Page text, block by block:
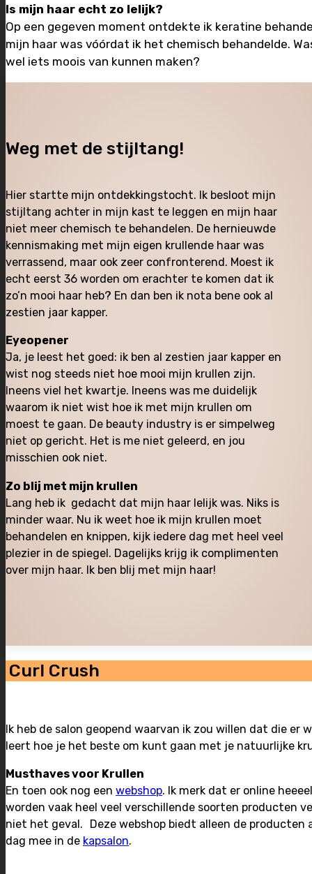
Is mijn haar echt zo lelijk?
Op een gegeven moment ontdekte ik keratine
mijn haar was vóórdat ik het chemisch behandelde.
wel iets moois van kunnen maken?
Weg met de stijltang!
Hier startte mijn ontdekkingstocht. Ik besloot mijn
stijltang achter in mijn kast te leggen en mijn haar
niet meer chemisch te behandelen. De hernieuwde
kennismaking met mijn eigen krullende haar was
verrassend, maar ook zeer confronterend. Moest ik
echt eerst 36 worden om erachter te komen dat ik
zo’n mooi haar heb? En dan ben ik nota bene ook al
zestien jaar kapper.
Eyeopener
Ja, je leest het goed: ik ben al zestien jaar kapper en
wist nog steeds niet hoe mooi mijn krullen zijn.
Ineens viel het kwartje. Ineens was me duidelijk
waarom ik niet wist hoe ik met mijn krullen om
moest te gaan. De beauty industry is er simpelweg
niet op gericht. Het is me niet geleerd, en jou
misschien ook niet.
Zo blij met mijn krullen
Lang heb ik gedacht dat mijn haar lelijk was. Niks is
minder waar. Nu ik weet hoe ik mijn krullen moet
behandelen en knippen, kijk iedere dag met heel veel
plezier in de spiegel. Dagelijks krijg ik complimenten
over mijn haar. Ik ben blij met mijn haar!
Curl Crush
Ik heb de salon geopend waarvan ik zou willen dat die er
leert hoe je het beste om kunt gaan met je natuurlijke
Musthaves voor Krullen
En toen ook nog een webshop. Ik merk dat er online
worden vaak heel veel verschillende soorten producten
niet het geval. Deze webshop biedt alleen de producten
dag mee in de kapsalon.